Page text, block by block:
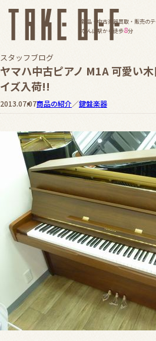
新品・中古楽器買取・販売の
なんば駅から徒歩8分
スタッフブログ
ヤマハ中古ピアノ M1A 可愛い
イズ入荷!!
2013.07.07商品の紹介／鍵盤楽器